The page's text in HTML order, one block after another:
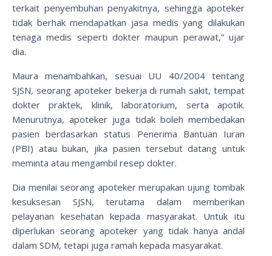
terkait penyembuhan penyakitnya, sehingga apoteker
tidak berhak mendapatkan jasa medis yang dilakukan
tenaga medis seperti dokter maupun perawat,” ujar
dia.
Maura menambahkan, sesuai UU 40/2004 tentang
SJSN, seorang apoteker bekerja di rumah sakit, tempat
dokter praktek, klinik, laboratorium, serta apotik.
Menurutnya, apoteker juga tidak boleh membedakan
pasien berdasarkan status Penerima Bantuan Iuran
(PBI) atau bukan, jika pasien tersebut datang untuk
meminta atau mengambil resep dokter.
Dia menilai seorang apoteker merupakan ujung tombak
kesuksesan SJSN, terutama dalam memberikan
pelayanan kesehatan kepada masyarakat. Untuk itu
diperlukan seorang apoteker yang tidak hanya andal
dalam SDM, tetapi juga ramah kepada masyarakat.